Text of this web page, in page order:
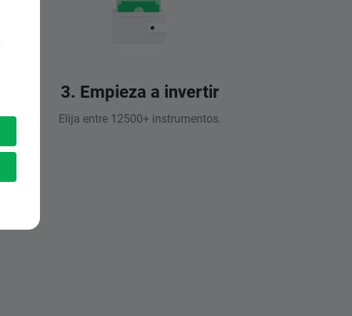
3. Empieza a invertir
Elija entre 12500+ instrumentos.